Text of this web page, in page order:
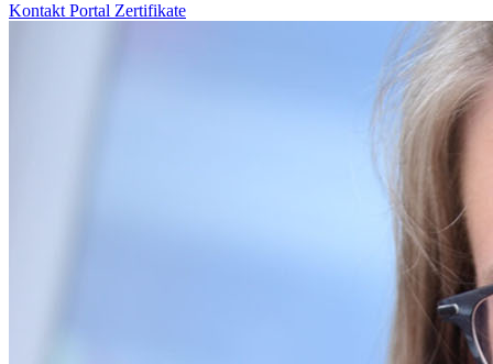
Kontakt Portal Zertifikate